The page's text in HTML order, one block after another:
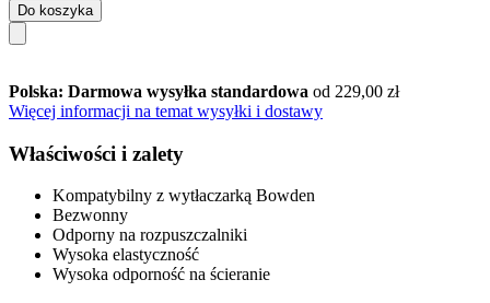
Do koszyka
Polska: Darmowa wysyłka standardowa od 229,00 zł
Więcej informacji na temat wysyłki i dostawy
Właściwości i zalety
Kompatybilny z wytłaczarką Bowden
Bezwonny
Odporny na rozpuszczalniki
Wysoka elastyczność
Wysoka odporność na ścieranie